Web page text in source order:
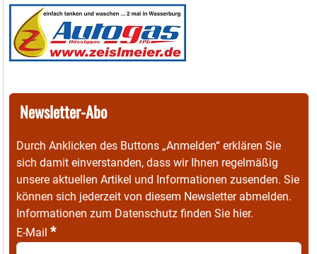
Newsletter-Abo
Durch Anklicken des Buttons „Anmelden“ erklären Sie
sich damit einverstanden, dass wir Ihnen regelmäßig
unsere aktuellen Artikel und Informationen zusenden. Sie
können sich jederzeit von diesem Newsletter abmelden.
Informationen zum Datenschutz finden Sie hier.
E-Mail *